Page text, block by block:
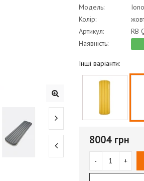
Модель:
Колір:
Артикул:
RB
Наявність:
Інші варіанти:
8004 грн
- +